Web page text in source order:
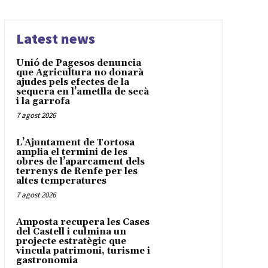
Latest news
Unió de Pagesos denuncia
que Agricultura no donarà
ajudes pels efectes de la
sequera en l’ametlla de secà
i la garrofa
7 agost 2026
L’Ajuntament de Tortosa
amplia el termini de les
obres de l’aparcament dels
terrenys de Renfe per les
altes temperatures
7 agost 2026
Amposta recupera les Cases
del Castell i culmina un
projecte estratègic que
vincula patrimoni, turisme i
gastronomia